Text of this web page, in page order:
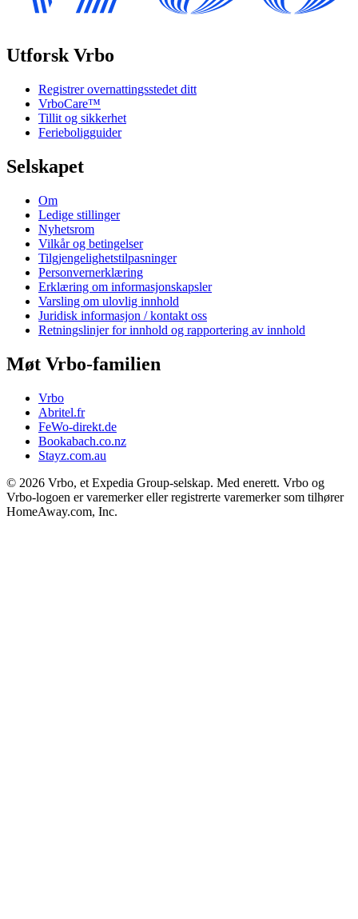
Utforsk Vrbo
Registrer overnattingsstedet ditt
VrboCare™
Tillit og sikkerhet
Ferieboligguider
Selskapet
Om
Ledige stillinger
Nyhetsrom
Vilkår og betingelser
Tilgjengelighetstilpasninger
Personvernerklæring
Erklæring om informasjonskapsler
Varsling om ulovlig innhold
Juridisk informasjon / kontakt oss
Retningslinjer for innhold og rapportering av innhold
Møt Vrbo-familien
Vrbo
Abritel.fr
FeWo-direkt.de
Bookabach.co.nz
Stayz.com.au
© 2026 Vrbo, et Expedia Group-selskap. Med enerett. Vrbo og
Vrbo-logoen er varemerker eller registrerte varemerker som tilhører
HomeAway.com, Inc.